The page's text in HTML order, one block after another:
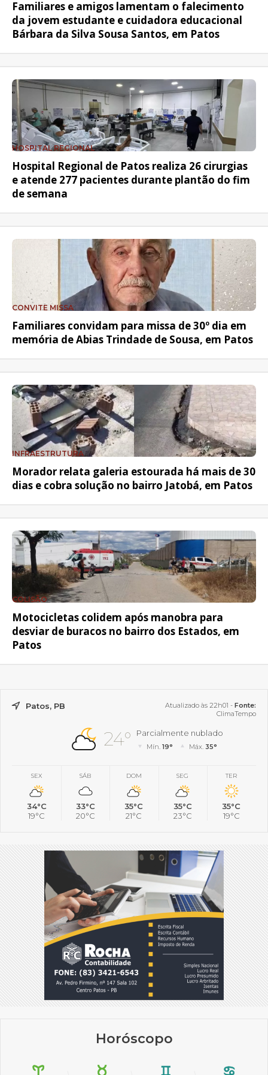
Familiares e amigos lamentam o falecimento
da jovem estudante e cuidadora educacional
Bárbara da Silva Sousa Santos, em Patos
HOSPITAL REGIONAL
Hospital Regional de Patos realiza 26 cirurgias
e atende 277 pacientes durante plantão do fim
de semana
CONVITE MISSA
Familiares convidam para missa de 30º dia em
memória de Abias Trindade de Sousa, em Patos
INFRAESTRUTURA
Morador relata galeria estourada há mais de 30
dias e cobra solução no bairro Jatobá, em Patos
COLISÃO
Motocicletas colidem após manobra para
desviar de buracos no bairro dos Estados, em
Patos
Patos, PB Atualizado às 22h01 - Fonte:
ClimaTempo
24° Parcialmente nublado
Mín.19° Máx. 35°
SEX
34°C
19°C
SÁB
33°C
20°C
DOM
35°C
21°C
SEG
35°C
23°C
TER
35°C
19°C
Horóscopo